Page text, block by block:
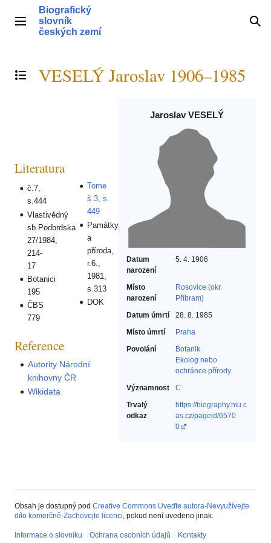
obsahHlavní menu
Biografický
slovník
českých zemí
Přepnout obsah
VESELÝ Jaroslav 1906–1985
Jaroslav VESELÝ
Datum
narození
5. 4. 1906
Místo
narození
Rosovice (okr.
Příbram)
Datum úmrtí
28. 8. 1985
Místo úmrtí
Praha
Povolání
Botanik‎
Ekolog nebo
ochránce přírody‎
Významnost
C
Trvalý
odkaz
https://biography.hiu.c
as.cz/pageid/6570
0
Literatura
č.7,
s.444
Vlastivědný
sb.Podbrdska
27/1984,
214-
17
Botanici
195
ČBS
779
Tome
š 3, s.
449
Památky
a
příroda,
r.6.,
1981,
s.313
DOK
Reference
Autority Národní
knihovny ČR
Wikidata
Obsah je dostupný pod Creative Commons Uveďte autora-Nevyužívejte
dílo komerčně-Zachovejte licenci, pokud není uvedeno jinak.
Informace o slovníku Ochrana osobních údajů Kontakty